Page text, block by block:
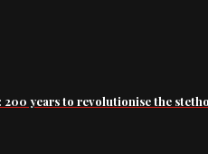
years to revolutionise the